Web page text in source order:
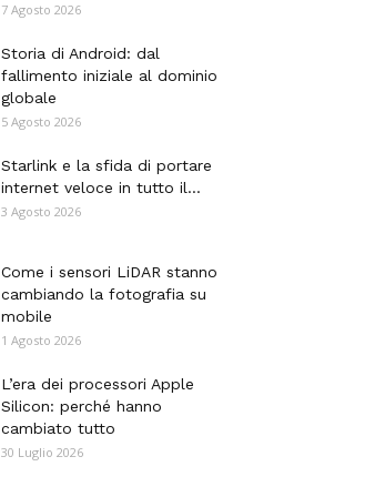
7 Agosto 2026
Storia di Android: dal
fallimento iniziale al dominio
globale
5 Agosto 2026
Starlink e la sfida di portare
internet veloce in tutto il...
3 Agosto 2026
Come i sensori LiDAR stanno
cambiando la fotografia su
mobile
1 Agosto 2026
L’era dei processori Apple
Silicon: perché hanno
cambiato tutto
30 Luglio 2026